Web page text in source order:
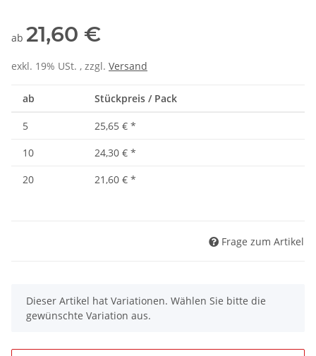
ab 21,60 €
exkl. 19% USt. , zzgl. Versand
ab Stückpreis / Pack
5 25,65 € *
10
24,30 € *
20
21,60 € *
Frage zum Artikel
x
Dieser Artikel hat Variationen. Wählen Sie bitte die
gewünschte Variation aus.